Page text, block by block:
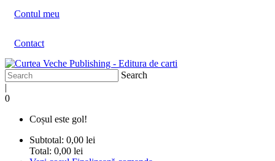
Contul meu
Contact
Search
|
0
Coșul este gol!
Subtotal: 0,00 lei
Total: 0,00 lei